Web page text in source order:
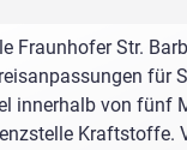
Fraunhofer Str.
für
innerhalb von fünf
Kraftstoffe.